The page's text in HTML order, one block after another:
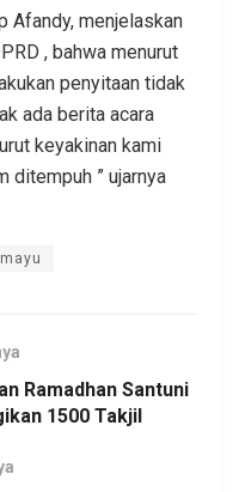
Afandy, menjelaskan
, bahwa menurut
penyitaan tidak
ada berita acara
keyakinan kami
ditempuh ” ujarnya
Ramadhan Santuni
1500 Takjil